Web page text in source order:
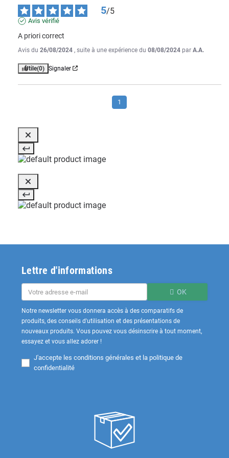
5/5
Avis vérifié
A priori correct
Avis du 26/08/2024 , suite à une expérience du 08/08/2024 par A.A.
Utile(0) Signaler
1
Lettre d'informations
OK
Notre newsletter vous donnera accès à des comparatifs de
produits, des conseils d'utilisation et des présentations de
nouveaux produits. Vous pouvez vous désinscrire à tout moment,
essayez et vous allez adorer !
J'accepte les conditions générales et la politique de
confidentialité